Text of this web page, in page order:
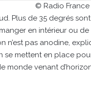
© Radio
Plus de 35 degrés
en intérieur ou
n’est pas anodine,
se mettent en place
venant